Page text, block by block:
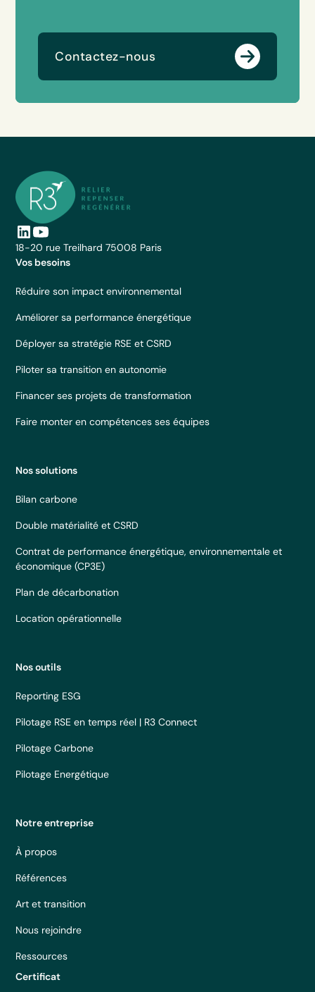
Contactez-nous
18-20 rue Treilhard 75008 Paris
Vos besoins
Réduire son impact environnemental
Améliorer sa performance énergétique
Déployer sa stratégie RSE et CSRD
Piloter sa transition en autonomie
Financer ses projets de transformation
Faire monter en compétences ses équipes
Nos solutions
Bilan carbone
Double matérialité et CSRD
Contrat de performance énergétique, environnementale et
économique (CP3E)
Plan de décarbonation
Location opérationnelle
Nos outils
Reporting ESG
Pilotage RSE en temps réel | R3 Connect
Pilotage Carbone
Pilotage Energétique
Notre entreprise
À propos
Références
Art et transition
Nous rejoindre
Ressources
Certificat